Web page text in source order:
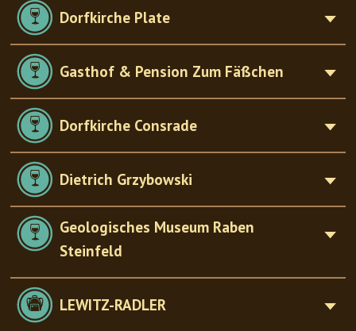
Dorfkirche Plate
Gasthof & Pension Zum Fäßchen
Dorfkirche Consrade
Dietrich Grzybowski
Geologisches Museum Raben
Steinfeld
LEWITZ-RADLER